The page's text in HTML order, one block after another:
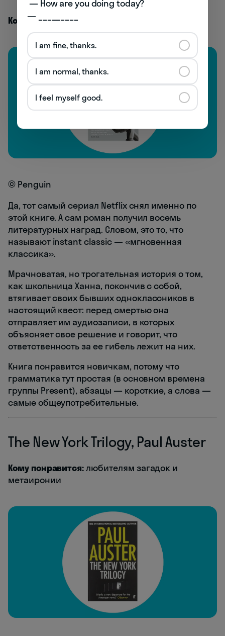
Кому понравится:
© Penguin
Да, тот самый сериал Netflix снял именно по
этой книге. А сам роман получил восемь
литературных наград. Словом, это то, что
называют instant classic — «мгновенная
классика».
Мрачноватая, но трогательная история о том,
как школьница Ханна, покончив с собой,
втягивает своих бывших одноклассников в
настоящий квест: перед смертью она
отправляет им аудиозаписи, в которых
объясняет свое решение и говорит, что
ответственность за ее гибель лежит на них.
Книга понравится новичкам, потому что
грамматика тут простая (в основном времена
группы Present), абзацы — короткие, а слова —
самые общеупотребительные.
The New York Trilogy, Paul Auster
Кому понравится:любителям загадок и
метаиронии
— _________
I am fine, thanks.
I am normal, thanks.
I feel myself good.